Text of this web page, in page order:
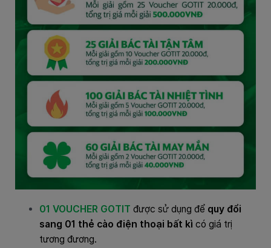
01 VOUCHER GOTIT được sử dụng để quy đổi
sang 01 thẻ cào điện thoại bất kì có giá trị
tương đương.